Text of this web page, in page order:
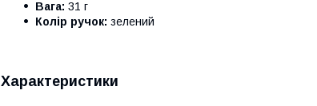
Вага: 31 г
Колір ручок: зелений
Характеристики